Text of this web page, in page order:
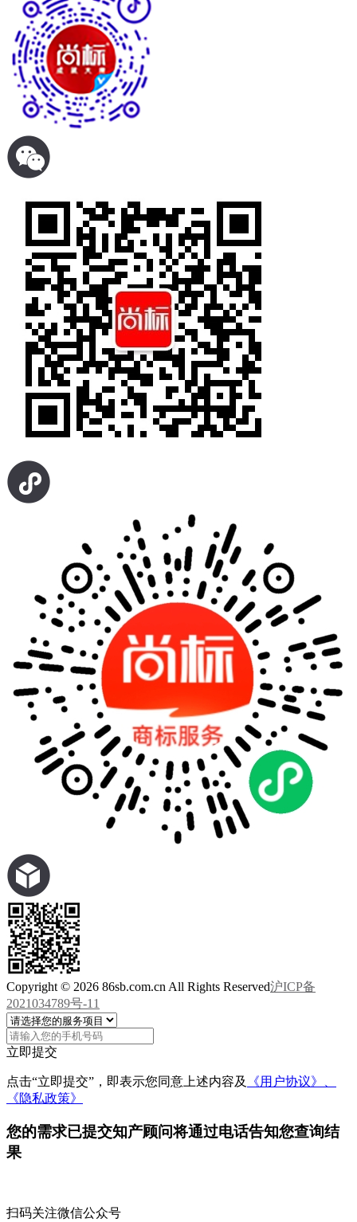
Copyright © 2026 86sb.com.cn All Rights Reserved沪ICP备
2021034789号-11
立即提交
点击“立即提交”，即表示您同意上述内容及
《用户协议》、
《隐私政策》
您的需求已提交知产顾问将通过电话告知您查询结
果
扫码关注微信公众号